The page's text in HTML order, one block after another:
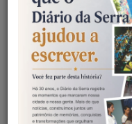
Início Educação